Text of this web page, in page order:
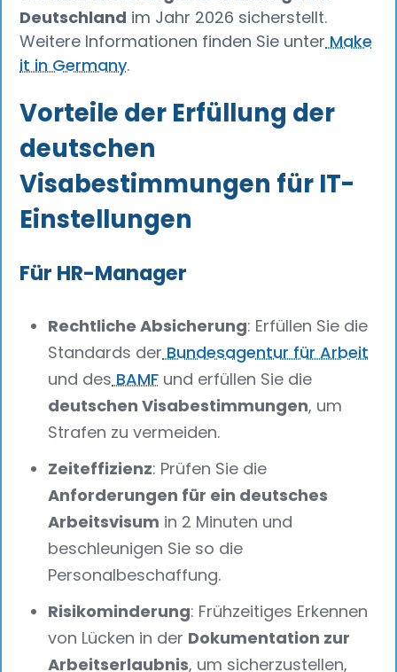
Deutschland im Jahr 2026 sicherstellt.
Weitere Informationen finden Sie unter Make
it in Germany.
Vorteile der Erfüllung der
deutschen
Visabestimmungen für IT-
Einstellungen
Für HR-Manager
Rechtliche Absicherung: Erfüllen Sie die
Standards derBundesagentur für Arbeit
und desBAMF und erfüllen Sie die
deutschen Visabestimmungen, um
Strafen zu vermeiden.
Zeiteffizienz: Prüfen Sie die
Anforderungen für ein deutsches
Arbeitsvisum in 2 Minuten und
beschleunigen Sie so die
Personalbeschaffung.
Risikominderung: Frühzeitiges Erkennen
von Lücken in der Dokumentation zur
Arbeitserlaubnis, um sicherzustellen,